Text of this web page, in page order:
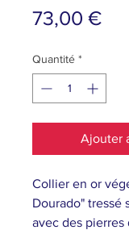
73,00 €Prix
Quantité *
Ajouter
Collier en or
Dourado" tressé
avec des pierres